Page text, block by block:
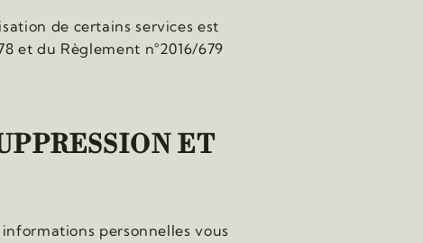
de certains services est
et du Règlement n°2016/679
ET
personnelles vous